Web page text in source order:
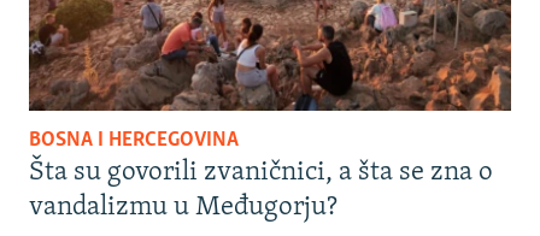
BOSNA I HERCEGOVINA
Šta su govorili zvaničnici, a šta se zna o
vandalizmu u Međugorju?